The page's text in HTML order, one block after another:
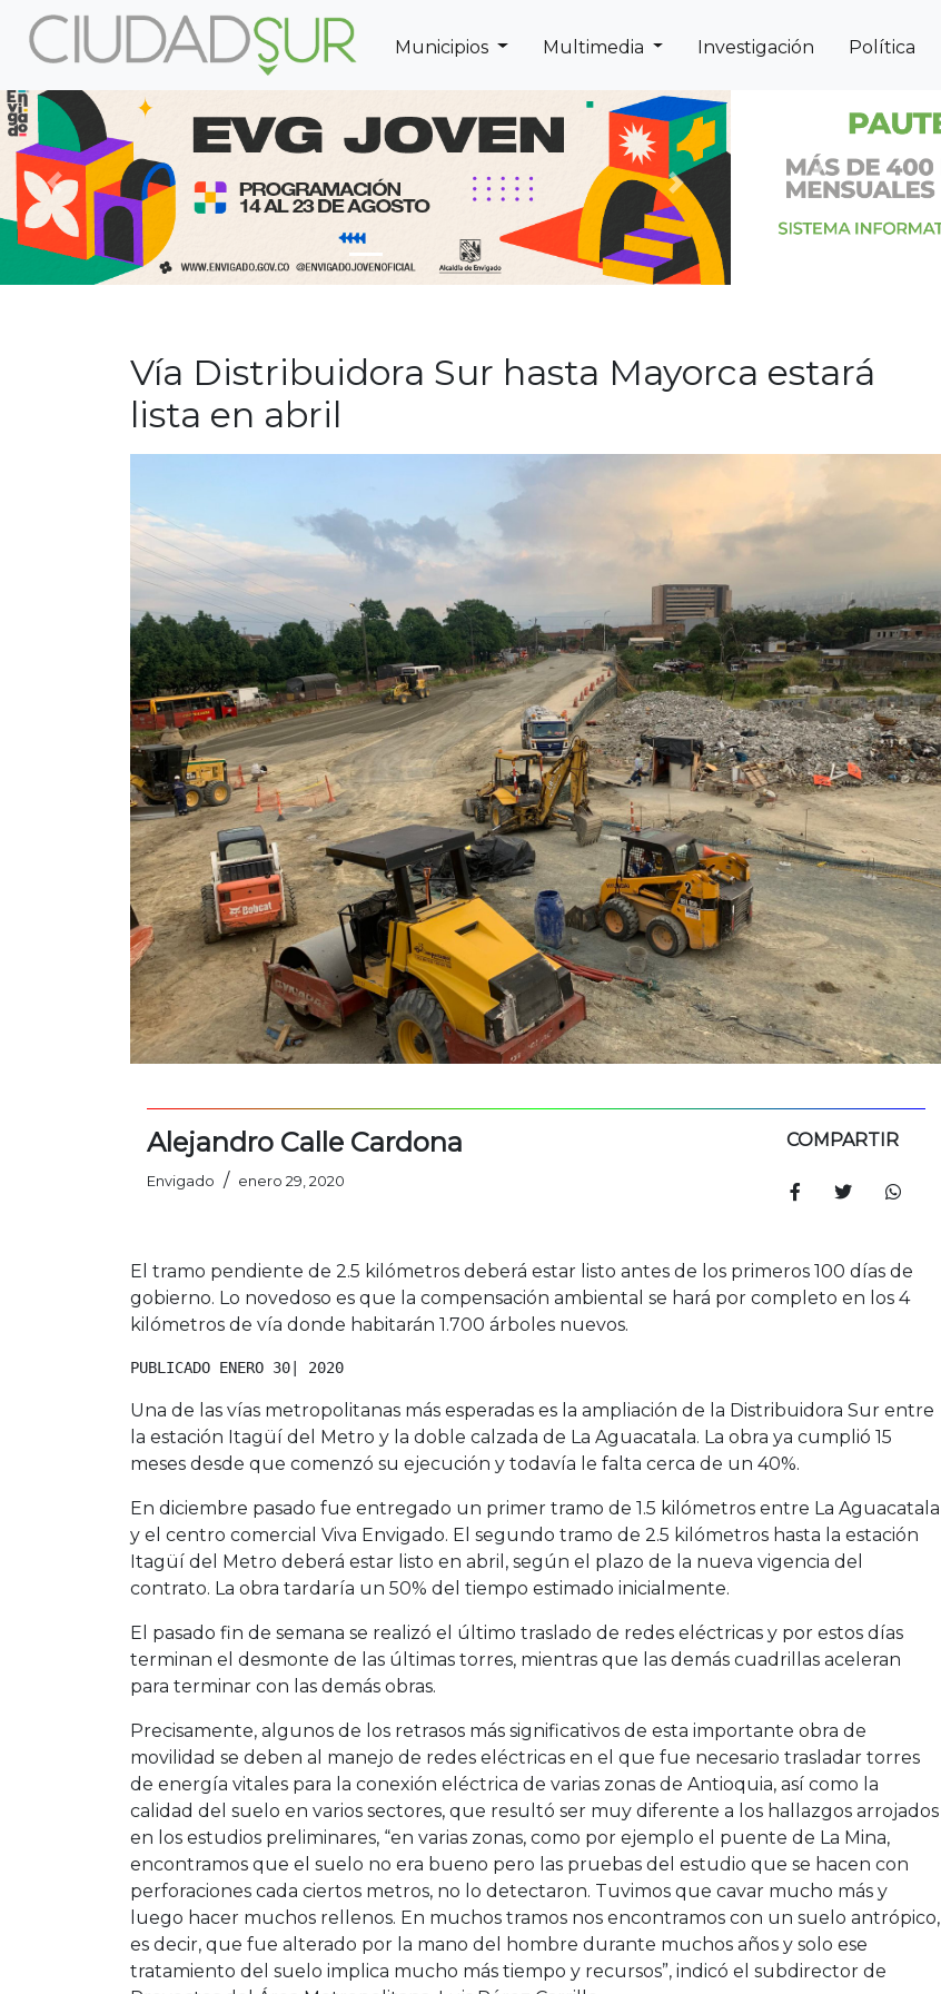
Municipios Multimedia Investigación Política
Previous Next Previous
Vía Distribuidora Sur hasta Mayorca estará
lista en abril
Alejandro Calle Cardona
Envigado / enero 29, 2020
COMPARTIR
El tramo pendiente de 2.5 kilómetros deberá estar listo antes de los primeros 100 días de
gobierno. Lo novedoso es que la compensación ambiental se hará por completo en los 4
kilómetros de vía donde habitarán 1.700 árboles nuevos.
PUBLICADO ENERO 30| 2020
Una de las vías metropolitanas más esperadas es la ampliación de la Distribuidora Sur entre
la estación Itagüí del Metro y la doble calzada de La Aguacatala. La obra ya cumplió 15
meses desde que comenzó su ejecución y todavía le falta cerca de un 40%.
En diciembre pasado fue entregado un primer tramo de 1.5 kilómetros entre La Aguacatala
y el centro comercial Viva Envigado. El segundo tramo de 2.5 kilómetros hasta la estación
Itagüí del Metro deberá estar listo en abril, según el plazo de la nueva vigencia del
contrato. La obra tardaría un 50% del tiempo estimado inicialmente.
El pasado fin de semana se realizó el último traslado de redes eléctricas y por estos días
terminan el desmonte de las últimas torres, mientras que las demás cuadrillas aceleran
para terminar con las demás obras.
Precisamente, algunos de los retrasos más significativos de esta importante obra de
movilidad se deben al manejo de redes eléctricas en el que fue necesario trasladar torres
de energía vitales para la conexión eléctrica de varias zonas de Antioquia, así como la
calidad del suelo en varios sectores, que resultó ser muy diferente a los hallazgos arrojados
en los estudios preliminares, “en varias zonas, como por ejemplo el puente de La Mina,
encontramos que el suelo no era bueno pero las pruebas del estudio que se hacen con
perforaciones cada ciertos metros, no lo detectaron. Tuvimos que cavar mucho más y
luego hacer muchos rellenos. En muchos tramos nos encontramos con un suelo antrópico,
es decir, que fue alterado por la mano del hombre durante muchos años y solo ese
tratamiento del suelo implica mucho más tiempo y recursos”, indicó el subdirector de